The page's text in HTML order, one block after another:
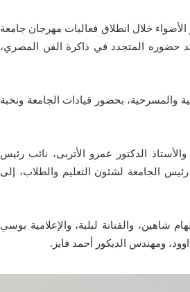
خلال انطلاق فعاليات مهرجان جامعة
حضوره المتجدد في ذاكرة الفن المصري،
والمسرحية، بحضور قيادات الجامعة ونخبة
الدكتور عمرو الأتربى، نائب رئيس
الجامعة لشئون التعليم والطلاب، إلى
شاهين، والفنانة لبلبة، والإعلامية بوسي
ومهندس الديكور أحمد فايز.